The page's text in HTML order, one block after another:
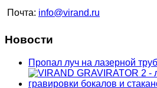
Почта: info@virand.ru
Новости
Пропал луч на лазерной